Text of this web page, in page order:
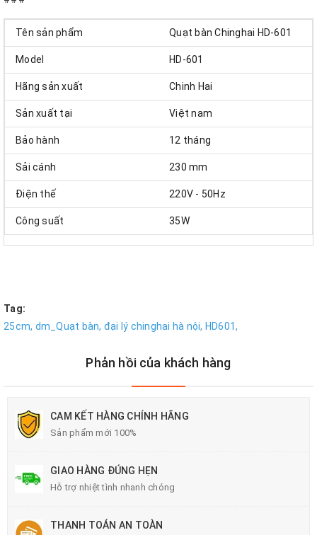
Tên sản phẩm Quạt bàn Chinghai HD-601
Model HD-601
Hãng sản xuất Chinh Hai
Sản xuất tại Việt nam
Bảo hành 12 tháng
Sải cánh 230 mm
Điện thế 220V - 50Hz
Công suất 35W
Tag:
25cm, dm_Quạt bàn, đại lý chinghai hà nội, HD601,
Phản hồi của khách hàng
CAM KẾT HÀNG CHÍNH HÃNG
Sản phẩm mới 100%
GIAO HÀNG ĐÚNG HẸN
Hỗ trợ nhiệt tình nhanh chóng
THANH TOÁN AN TOÀN